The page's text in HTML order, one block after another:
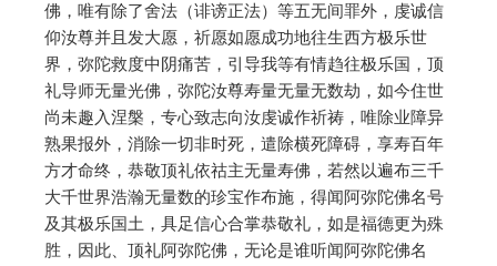
佛，唯有除了舍法（诽谤正法）等五无间罪外，虔诚信
仰汝尊并且发大愿，祈愿如愿成功地往生西方极乐世
界，弥陀救度中阴痛苦，引导我等有情趋往极乐国，顶
礼导师无量光佛，弥陀汝尊寿量无量无数劫，如今住世
尚未趣入涅槃，专心致志向汝虔诚作祈祷，唯除业障异
熟果报外，消除一切非时死，遣除横死障碍，享寿百年
方才命终，恭敬顶礼依祜主无量寿佛，若然以遍布三千
大千世界浩瀚无量数的珍宝作布施，得闻阿弥陀佛名号
及其极乐国土，具足信心合掌恭敬礼，如是福德更为殊
胜，因此、顶礼阿弥陀佛，无论是谁听闻阿弥陀佛名